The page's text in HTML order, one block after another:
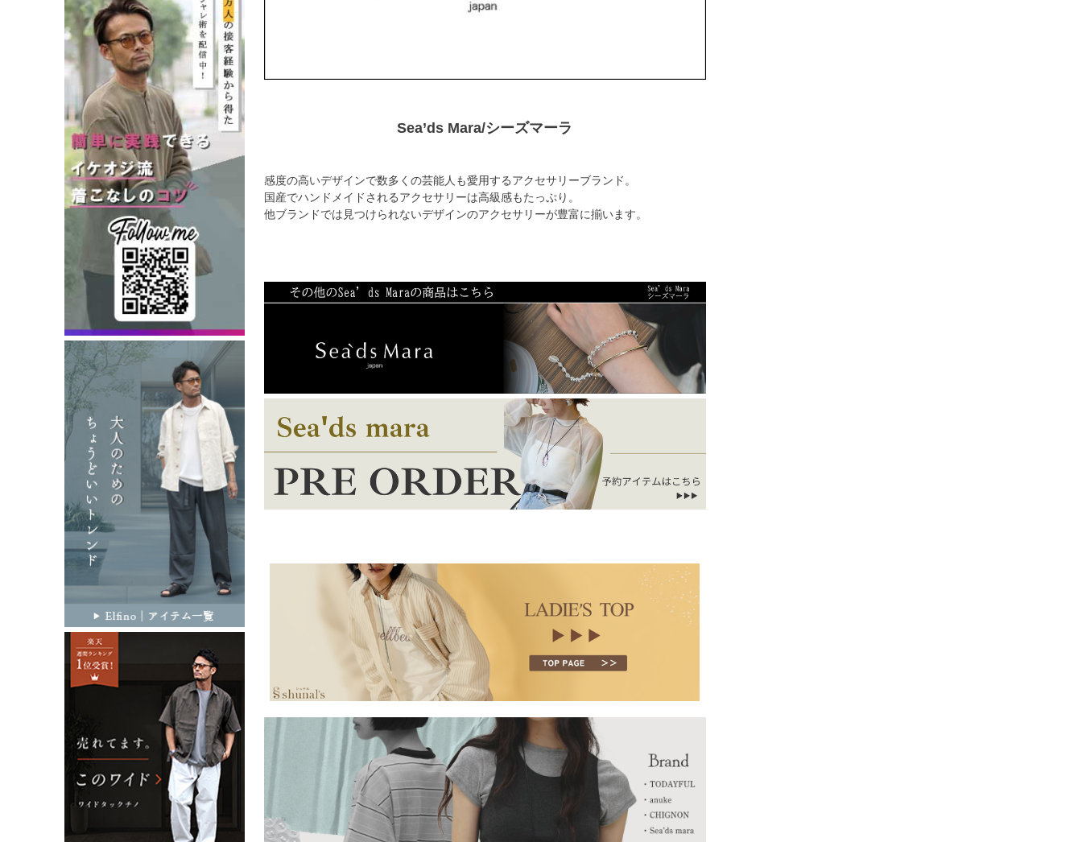
Sea’ds Mara/シーズマーラ
感度の高いデザインで数多くの芸能人も愛用するアクセサリーブランド。
国産でハンドメイドされるアクセサリーは高級感もたっぷり。
他ブランドでは見つけられないデザインのアクセサリーが豊富に揃います。